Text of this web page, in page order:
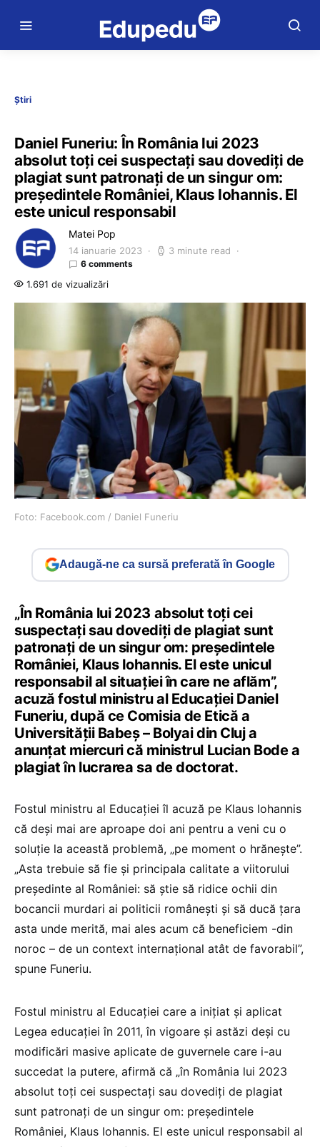
Știri
Daniel Funeriu: În România lui 2023
absolut toți cei suspectați sau dovediți de
plagiat sunt patronați de un singur om:
președintele României, Klaus Iohannis. El
este unicul responsabil
Matei Pop
14 ianuarie 2023 3 minute read
6 comments
1.691 de vizualizări
Foto: Facebook.com / Daniel Funeriu
Adaugă-ne ca sursă preferată în Google
„În România lui 2023 absolut toți cei
suspectați sau dovediți de plagiat sunt
patronați de un singur om: președintele
României, Klaus Iohannis. El este unicul
responsabil al situației în care ne aflăm”,
acuză fostul ministru al Educației Daniel
Funeriu, după ce Comisia de Etică a
Universității Babeș – Bolyai din Cluj a
anunțat miercuri că ministrul Lucian Bode a
plagiat în lucrarea sa de doctorat.
Fostul ministru al Educației îl acuză pe Klaus Iohannis
că deși mai are aproape doi ani pentru a veni cu o
soluție la această problemă, „pe moment o hrănește”.
„Asta trebuie să fie și principala calitate a viitorului
președinte al României: să știe să ridice ochii din
bocancii murdari ai politicii românești și să ducă țara
asta unde merită, mai ales acum că beneficiem -din
noroc – de un context internațional atât de favorabil”,
spune Funeriu.
Fostul ministru al Educației care a inițiat și aplicat
Legea educației în 2011, în vigoare și astăzi deși cu
modificări masive aplicate de guvernele care i-au
succedat la putere, afirmă că „în România lui 2023
absolut toți cei suspectați sau dovediți de plagiat
sunt patronați de un singur om: președintele
României, Klaus Iohannis. El este unicul responsabil al